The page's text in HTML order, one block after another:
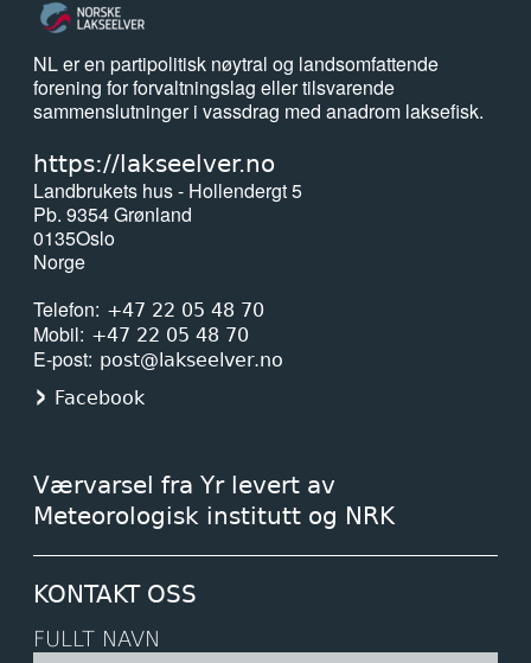
NL er en partipolitisk nøytral og landsomfattende
forening for forvaltningslag eller tilsvarende
sammenslutninger i vassdrag med anadrom laksefisk.
https://lakseelver.no
Landbrukets hus - Hollendergt 5
Pb. 9354 Grønland
0135Oslo
Norge
Telefon
+47 22 05 48 70
Mobil +47 22 05 48 70
E-post post@lakseelver.no
Facebook
Værvarsel fra Yr levert av
Meteorologisk institutt og NRK
KONTAKT OSS
FULLT NAVN